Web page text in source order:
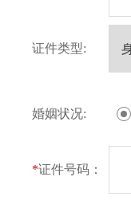
证件类型:
婚姻状况:
*证件号码：